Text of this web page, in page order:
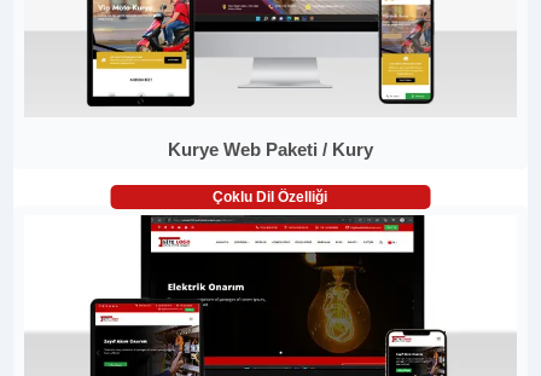
Kurye Web Paketi / Kury
Çoklu Dil Özelliği